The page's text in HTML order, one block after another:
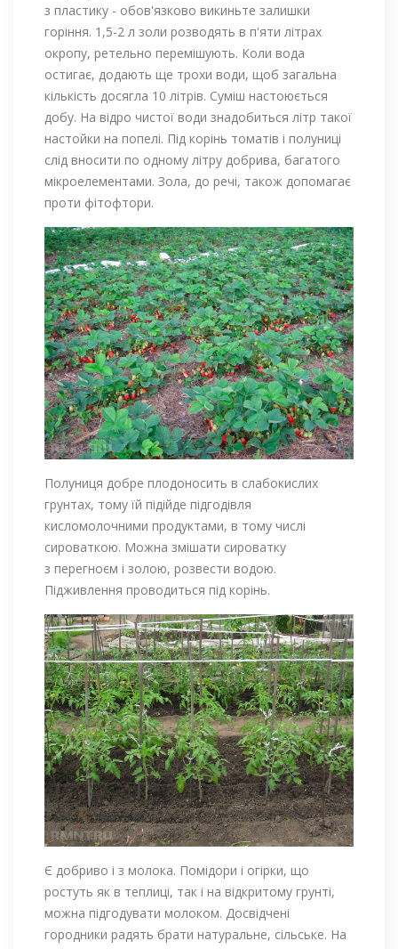
з пластику - обов'язково викиньте залишки
горіння. 1,5-2 л золи розводять в п'яти літрах
окропу, ретельно перемішують. Коли вода
остигає, додають ще трохи води, щоб загальна
кількість досягла 10 літрів. Суміш настоюється
добу. На відро чистої води знадобиться літр такої
настойки на попелі. Під корінь томатів і полуниці
слід вносити по одному літру добрива, багатого
мікроелементами. Зола, до речі, також допомагає
проти фітофтори.
Полуниця добре плодоносить в слабокислих
грунтах, тому їй підійде підгодівля
кисломолочними продуктами, в тому числі
сироваткою. Можна змішати сироватку
з перегноєм і золою, розвести водою.
Підживлення проводиться під корінь.
Є добриво і з молока. Помідори і огірки, що
ростуть як в теплиці, так і на відкритому грунті,
можна підгодувати молоком. Досвідчені
городники радять брати натуральне, сільське. На